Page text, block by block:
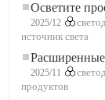
Осветите пространство с
2025/12
источник света
Расширенные возможности управления
2025/11
продуктов